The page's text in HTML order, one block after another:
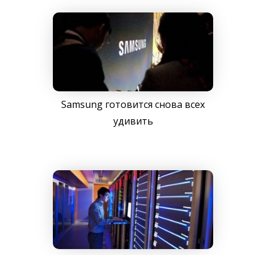
Samsung готовится снова всех
удивить